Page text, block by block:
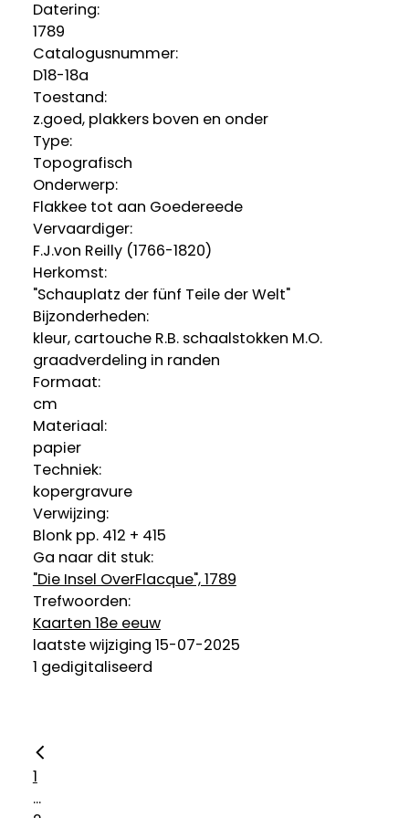
Datering:
1789
Catalogusnummer:
D18-18a
Toestand:
z.goed, plakkers boven en onder
Type:
Topografisch
Onderwerp:
Flakkee tot aan Goedereede
Vervaardiger:
F.J.von Reilly (1766-1820)
Herkomst:
"Schauplatz der fünf Teile der Welt"
Bijzonderheden:
kleur, cartouche R.B. schaalstokken M.O.
graadverdeling in randen
Formaat:
cm
Materiaal:
papier
Techniek:
kopergravure
Verwijzing:
Blonk pp. 412 + 415
Ga naar dit stuk:
"Die Insel OverFlacque", 1789
Trefwoorden:
Kaarten 18e eeuw
laatste wijziging 15-07-2025
1 gedigitaliseerd
1
...